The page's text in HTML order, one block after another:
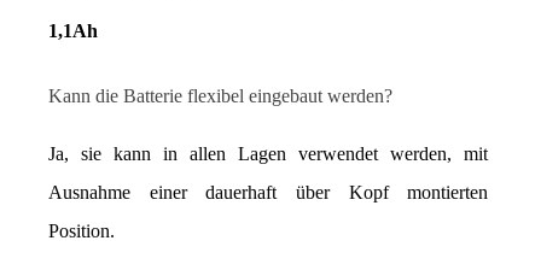
1,1Ah
Kann die Batterie flexibel eingebaut werden?
Ja, sie kann in allen Lagen verwendet werden, mit
Ausnahme einer dauerhaft über Kopf montierten
Position.